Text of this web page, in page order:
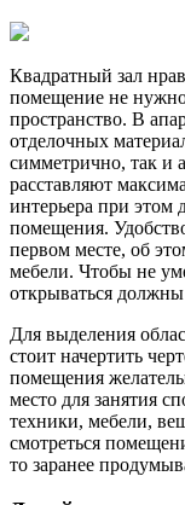
Квадратный зал
помещение не
пространство. В
отделочных
симметрично, так
расставляют
интерьера при этом
помещения.
первом месте, об
мебели. Чтобы не
открываться
Для выделения
стоит начертить
помещения
место для занятия
техники, мебели,
смотреться
то заранее